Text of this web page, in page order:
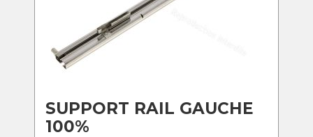
SUPPORT RAIL GAUCHE
100%